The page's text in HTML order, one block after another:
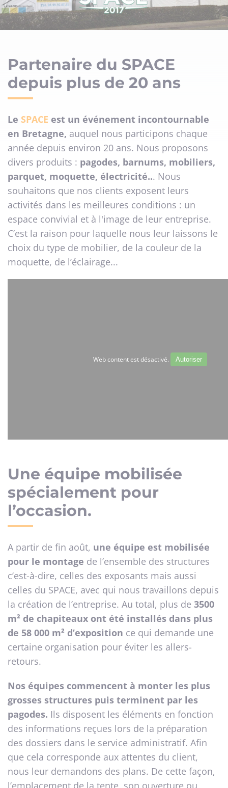
Partenaire du SPACE
depuis plus de 20 ans
Le SPACE est un événement incontournable
en Bretagne, auquel nous participons chaque
année depuis environ 20 ans. Nous proposons
divers produits : pagodes, barnums, mobiliers,
parquet, moquette, électricité... Nous
souhaitons que nos clients exposent leurs
activités dans les meilleures conditions : un
espace convivial et à l'image de leur entreprise.
C’est la raison pour laquelle nous leur laissons le
choix du type de mobilier, de la couleur de la
moquette, de l’éclairage...
Web content est désactivé. Autoriser
Une équipe mobilisée
spécialement pour
l’occasion.
A partir de fin août, une équipe est mobilisée
pour le montage de l’ensemble des structures
c’est-à-dire, celles des exposants mais aussi
celles du SPACE, avec qui nous travaillons depuis
la création de l’entreprise. Au total, plus de 3500
m² de chapiteaux ont été installés dans plus
de 58 000 m² d’exposition ce qui demande une
certaine organisation pour éviter les allers-
retours.
Nos équipes commencent à monter les plus
grosses structures puis terminent par les
pagodes. Ils disposent les éléments en fonction
des informations reçues lors de la préparation
des dossiers dans le service administratif. Afin
que cela corresponde aux attentes du client,
nous leur demandons des plans. De cette façon,
l’emplacement de la tente, son ouverture ou